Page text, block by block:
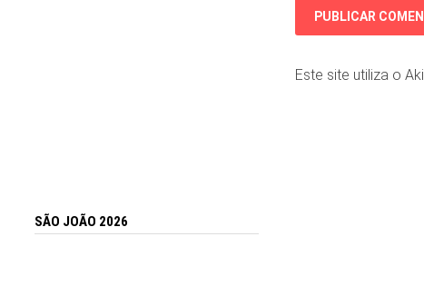
Este site utiliza o
SÃO JOÃO 2026